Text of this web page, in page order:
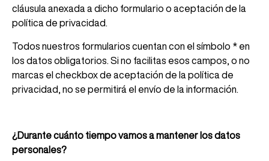
cláusula anexada a dicho formulario o aceptación de la
política de privacidad.
Todos nuestros formularios cuentan con el símbolo * en
los datos obligatorios. Si no facilitas esos campos, o no
marcas el checkbox de aceptación de la política de
privacidad, no se permitirá el envío de la información.
¿Durante cuánto tiempo vamos a mantener los datos
personales?